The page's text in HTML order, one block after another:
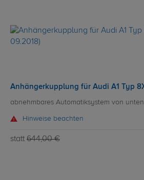
Anhängerkupplung für Audi A1 Typ
abnehmbares Automatiksystem von
Hinweise beachten
statt 644,00 €